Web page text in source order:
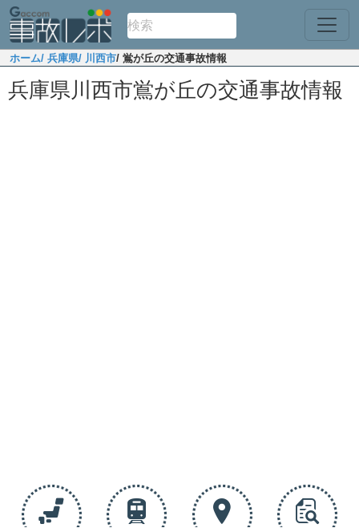
ホーム/ 兵庫県/ 川西市/ 鴬が丘の交通事故情報
兵庫県川西市鴬が丘の交通事故情報